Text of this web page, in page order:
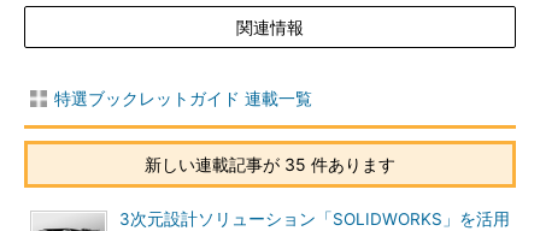
関連情報
特選ブックレットガイド 連載一覧
新しい連載記事が 35 件あります
3次元設計ソリューション「SOLIDWORKS」を活用